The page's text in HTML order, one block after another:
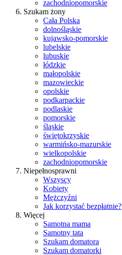
zachodniopomorskie
Szukam żony
Cała Polska
dolnośląskie
kujawsko-pomorskie
lubelskie
lubuskie
łódzkie
małopolskie
mazowieckie
opolskie
podkarpackie
podlaskie
pomorskie
śląskie
świętokrzyskie
warmińsko-mazurskie
wielkopolskie
zachodniopomorskie
Niepełnosprawni
Wszyscy
Kobiety
Mężczyźni
Jak korzystać bezpłatnie?
Więcej
Samotna mama
Samotny tata
Szukam domatora
Szukam domatorki